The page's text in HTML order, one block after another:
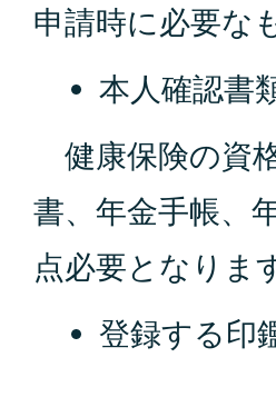
申請時に必要な
本人確認書
健康保険の資
書、年金手帳、
点必要となりま
登録する印